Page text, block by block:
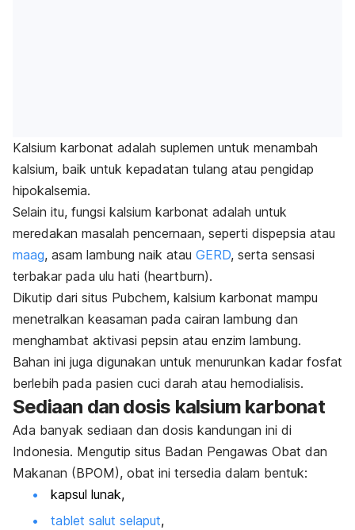
Kalsium karbonat adalah suplemen untuk menambah
kalsium, baik untuk kepadatan tulang atau pengidap
hipokalsemia.
Selain itu, fungsi kalsium karbonat adalah untuk
meredakan masalah pencernaan, seperti dispepsia atau
maag, asam lambung naik atau GERD, serta sensasi
terbakar pada ulu hati (heartburn).
Dikutip dari situs Pubchem, kalsium karbonat mampu
menetralkan keasaman pada cairan lambung dan
menghambat aktivasi pepsin atau enzim lambung.
Bahan ini juga digunakan untuk menurunkan kadar fosfat
berlebih pada pasien cuci darah atau hemodialisis.
Sediaan dan dosis kalsium karbonat
Ada banyak sediaan dan dosis kandungan ini di
Indonesia. Mengutip situs Badan Pengawas Obat dan
Makanan (BPOM), obat ini tersedia dalam bentuk:
kapsul lunak,
tablet salut selaput,